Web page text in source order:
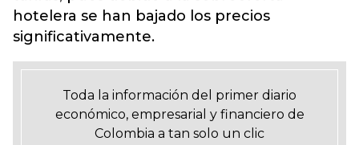
hotelera se han bajado los precios
significativamente.
Toda la información del primer diario
económico, empresarial y financiero de
Colombia a tan solo un clic